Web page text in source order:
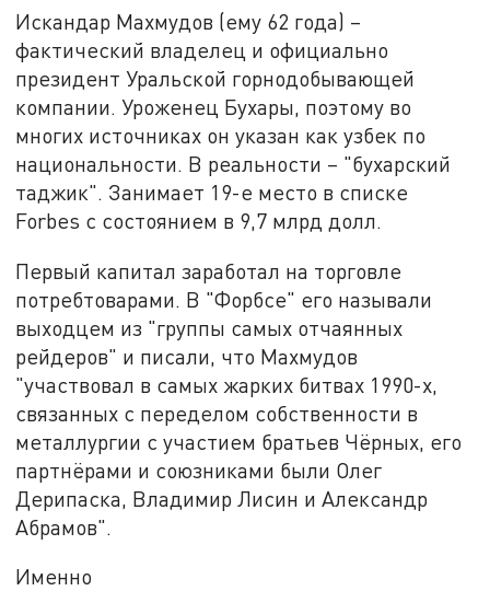
Искандар Махмудов (ему 62 года) –
фактический владелец и официально
президент Уральской горнодобывающей
компании. Уроженец Бухары, поэтому во
многих источниках он указан как узбек по
национальности. В реальности – "бухарский
таджик". Занимает 19-е место в списке
Forbes с состоянием в 9,7 млрд долл.
Первый капитал заработал на торговле
потребтоварами. В "Форбсе" его называли
выходцем из "группы самых отчаянных
рейдеров" и писали, что Махмудов
"участвовал в самых жарких битвах 1990-х,
связанных с переделом собственности в
металлургии с участием братьев Чёрных, его
партнёрами и союзниками были Олег
Дерипаска, Владимир Лисин и Александр
Абрамов".
Именно